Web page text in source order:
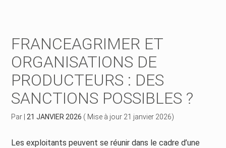
Développer votre entreprise
Construire votre patrimoine
Gérer vos ressources humaines
Dématérialiser vos documents
FRANCEAGRIMER ET
ORGANISATIONS DE
PRODUCTEURS : DES
SANCTIONS POSSIBLES ?
Par 21 JANVIER 2026 ( Mise à jour 21 janvier 2026)
Les exploitants peuvent se réunir dans le cadre d’une